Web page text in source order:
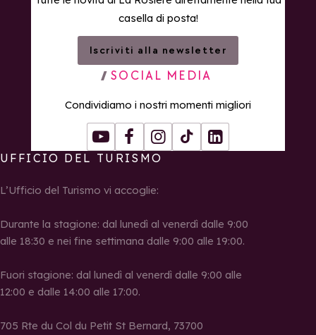
casella di posta!
Iscriviti alla newsletter
SOCIAL MEDIA
Condividiamo i nostri momenti migliori
YoutubeFacebookInstagram
Tiktok LinkedIn
UFFICIO DEL TURISMO
L’Ufficio del Turismo vi accoglie:
Durante la stagione: dal lunedì al venerdì dalle 9:00
alle 18:30 e nei fine settimana dalle 9:00 alle 19:00.
Fuori stagione: dal lunedì al venerdì dalle 9:00 alle
12:00 e dalle 14:00 alle 17:00.
705 Rte du Col du Petit St Bernard, 73700